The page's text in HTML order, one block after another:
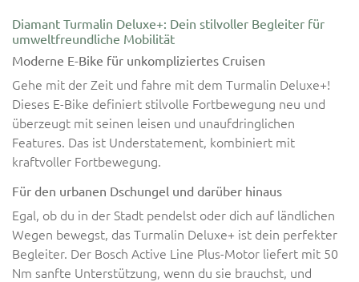
Diamant Turmalin Deluxe+: Dein stilvoller Begleiter für
umweltfreundliche Mobilität
Moderne E-Bike für unkompliziertes Cruisen
Gehe mit der Zeit und fahre mit dem Turmalin Deluxe+!
Dieses E-Bike definiert stilvolle Fortbewegung neu und
überzeugt mit seinen leisen und unaufdringlichen
Features. Das ist Understatement, kombiniert mit
kraftvoller Fortbewegung.
Für den urbanen Dschungel und darüber hinaus
Egal, ob du in der Stadt pendelst oder dich auf ländlichen
Wegen bewegst, das Turmalin Deluxe+ ist dein perfekter
Begleiter. Der Bosch Active Line Plus-Motor liefert mit 50
Nm sanfte Unterstützung, wenn du sie brauchst, und